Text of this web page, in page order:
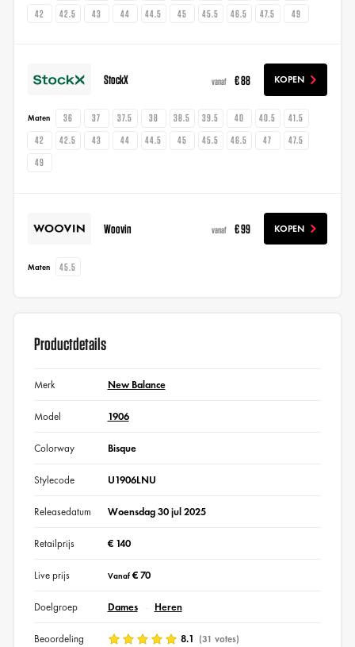
42
42.5 43 44 44.5 45 45.5 46.5 47.5 49
StockX vanaf € 88 KOPEN
Maten 36 37 37.5 38 38.5 39.5 40 40.5
41.5
42
42.5 43 44 44.5 45 45.5 46.5 47
47.5
49
Woovin vanaf € 99 KOPEN
Maten 45.5
Productdetails
Merk New Balance
Model 1906
Colorway Bisque
Stylecode U1906LNU
Releasedatum Woensdag 30 jul 2025
Retailprijs € 140
Live prijs Vanaf€ 70
Doelgroep Dames Heren
Beoordeling 8.1 (31 votes)